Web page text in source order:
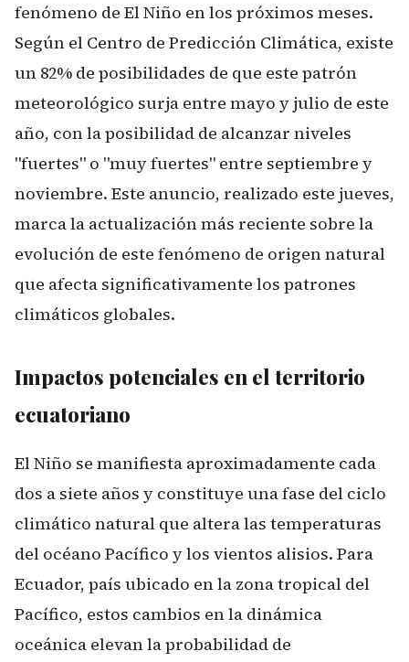
fenómeno de El Niño en los próximos meses.
Según el Centro de Predicción Climática, existe
un 82% de posibilidades de que este patrón
meteorológico surja entre mayo y julio de este
año, con la posibilidad de alcanzar niveles
"fuertes" o "muy fuertes" entre septiembre y
noviembre. Este anuncio, realizado este jueves,
marca la actualización más reciente sobre la
evolución de este fenómeno de origen natural
que afecta significativamente los patrones
climáticos globales.
Impactos potenciales en el territorio
ecuatoriano
El Niño se manifiesta aproximadamente cada
dos a siete años y constituye una fase del ciclo
climático natural que altera las temperaturas
del océano Pacífico y los vientos alisios. Para
Ecuador, país ubicado en la zona tropical del
Pacífico, estos cambios en la dinámica
oceánica elevan la probabilidad de